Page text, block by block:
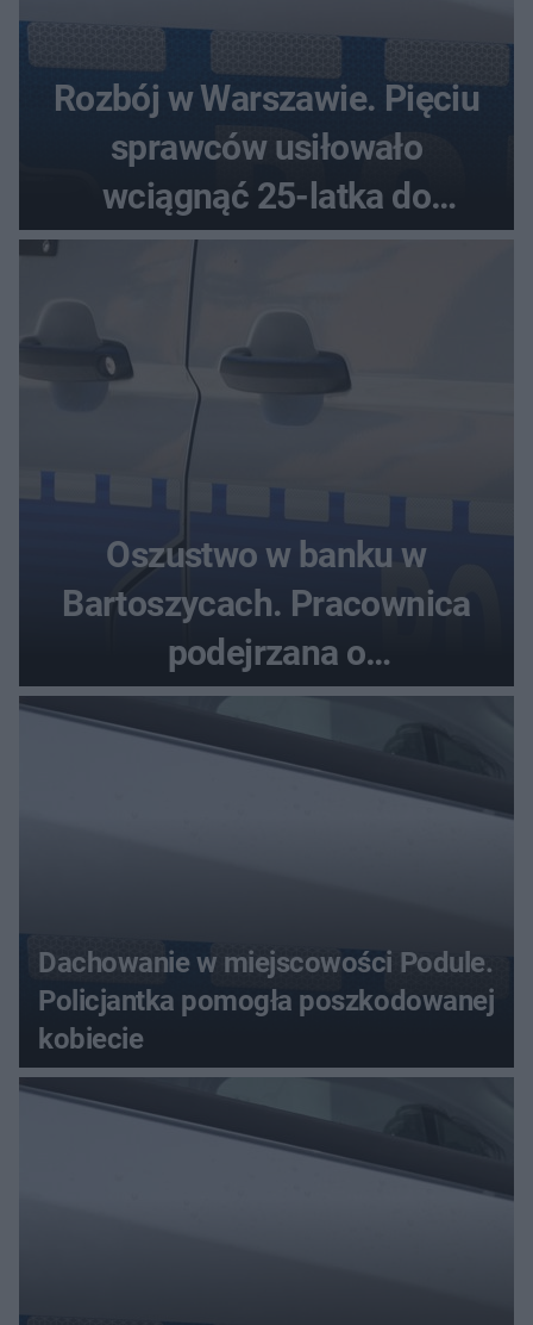
Rozbój w Warszawie. Pięciu
sprawców usiłowało
wciągnąć 25-latka do
samochodu
Oszustwo w banku w
Bartoszycach. Pracownica
podejrzana o
przywłaszczenie 470 000 zł
Dachowanie w miejscowości Podule.
Policjantka pomogła poszkodowanej
kobiecie